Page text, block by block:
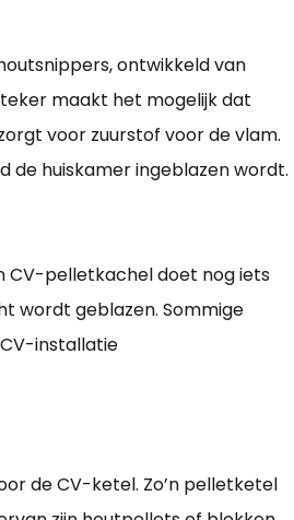
ontwikkeld van
maakt het mogelijk dat
voor zuurstof voor de vlam.
huiskamer ingeblazen wordt.
CV-pelletkachel doet nog iets
wordt geblazen. Sommige
installatie
de CV-ketel. Zo’n pelletketel